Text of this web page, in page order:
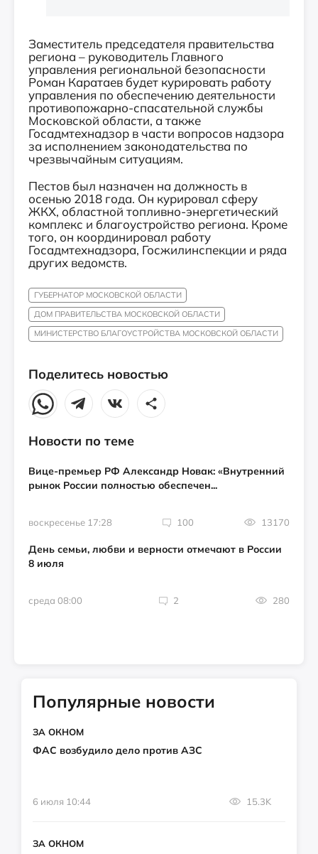
Заместитель председателя правительства
региона – руководитель Главного
управления региональной безопасности
Роман Каратаев будет курировать работу
управления по обеспечению деятельности
противопожарно-спасательной службы
Московской области, а также
Госадмтехнадзор в части вопросов надзора
за исполнением законодательства по
чрезвычайным ситуациям.
Пестов был назначен на должность в
осенью 2018 года. Он курировал сферу
ЖКХ, областной топливно-энергетический
комплекс и благоустройство региона. Кроме
того, он координировал работу
Госадмтехнадзора, Госжилинспекции и ряда
других ведомств.
ГУБЕРНАТОР МОСКОВСКОЙ ОБЛАСТИ
ДОМ ПРАВИТЕЛЬСТВА МОСКОВСКОЙ ОБЛАСТИ
МИНИСТЕРСТВО БЛАГОУСТРОЙСТВА МОСКОВСКОЙ ОБЛАСТИ
Поделитесь новостью
Новости по теме
Вице-премьер РФ Александр Новак: «Внутренний
рынок России полностью обеспечен...
воскресенье 17:28 100 13170
День семьи, любви и верности отмечают в России
8 июля
среда 08:00 2 280
Популярные новости
ЗА ОКНОМ
ФАС возбудило дело против АЗС
6 июля 10:44 15.3K
ЗА ОКНОМ